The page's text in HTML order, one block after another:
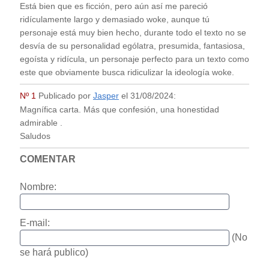
Está bien que es ficción, pero aún así me pareció
ridículamente largo y demasiado woke, aunque tú
personaje está muy bien hecho, durante todo el texto no se
desvía de su personalidad ególatra, presumida, fantasiosa,
egoísta y ridícula, un personaje perfecto para un texto como
este que obviamente busca ridiculizar la ideología woke.
Nº 1 Publicado por Jasperel 31/08/2024:
Magnífica carta. Más que confesión, una honestidad
admirable .
Saludos
COMENTAR
Nombre:
E-mail:
(No
se hará publico)